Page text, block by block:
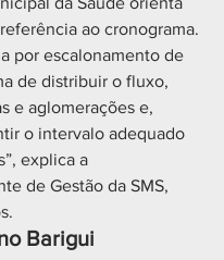
ao cronograma.
por escalonamento de
de distribuir o fluxo,
e aglomerações e,
o intervalo adequado
explica a
de Gestão da SMS,
Barigui